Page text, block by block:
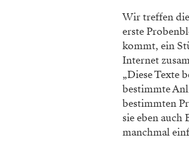
Wir treffen
erste
kommt, ein
Internet
„Diese Texte
bestimmte
bestimmten
sie eben
manchmal